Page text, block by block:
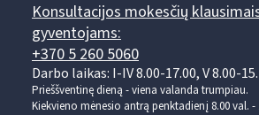
Konsultacijos mokesčių
gyventojams:
+370 5 260 5060
Darbo laikas: I-IV 8.00-17.00, V 8.00-
Prieššventinę dieną - viena valanda trumpiau.
Kiekvieno mėnesio antrą penktadienį 8.00 val. -